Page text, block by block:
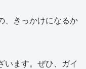
、きっかけになるか
います。ぜひ、ガイ